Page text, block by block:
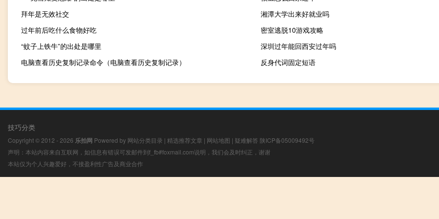
拜年是无效社交
湘潭大学出来好就业吗
过年前后吃什么食物好吃
密室逃脱10游戏攻略
“蚊子上铁牛”的出处是哪里
深圳过年能回西安过年吗
电脑查看历史复制记录命令（电脑查看历史复制记录）
反身代词固定短语
技巧分类
Copyright © 2012 - 2026 乐拍网 Powered by 网站分类目录 | 精选推荐文章 | 网站地图 | 疑难解答 陕ICP备05009492号
声明：本站内容来自互联网，如信息有错误可发邮件到f_fb#foxmail.com说明，我们会及时纠正，谢谢
本站仅为个人兴趣爱好，不接盈利性广告及商业合作